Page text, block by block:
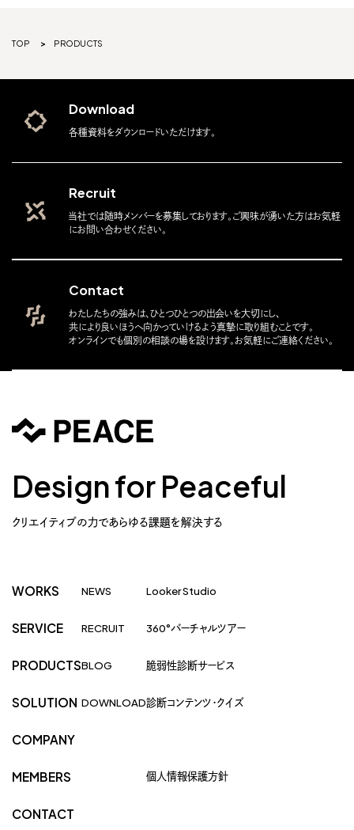
TOP PRODUCTS
Download
各種資料をダウンロードいただけます。
Recruit
当社では随時メンバーを募集しております。ご興味が湧いた方はお気軽
にお問い合わせください。
Contact
わたしたちの強みは、ひとつひとつの出会いを大切にし、
共により良いほうへ向かっていけるよう真摯に取り組むことです。
オンラインでも個別の相談の場を設けます。お気軽にご連絡ください。
Design for Peaceful
クリエイティブの力であらゆる課題を解決する
WORKS
SERVICE
PRODUCTS
SOLUTION
COMPANY
MEMBERS
CONTACT
NEWS
RECRUIT
BLOG
DOWNLOAD
Looker Studio
360°バーチャルツアー
脆弱性診断サービス
診断コンテンツ・クイズ
個人情報保護方針